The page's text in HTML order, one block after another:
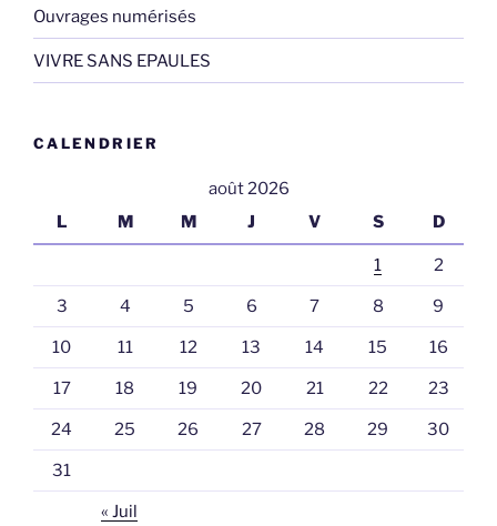
Ouvrages numérisés
VIVRE SANS EPAULES
CALENDRIER
août 2026
L
M M J V S D
1 2
3 4 5 6 7 8 9
10 11 12 13 14 15 16
17 18 19 20 21 22 23
24 25 26 27 28 29 30
31
« Juil